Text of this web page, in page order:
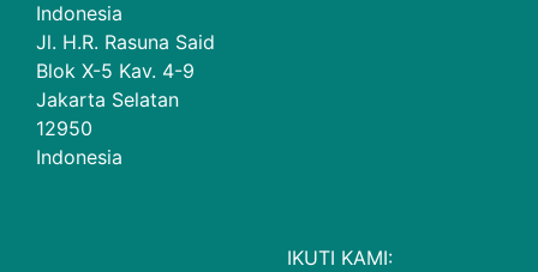
Indonesia
Jl. H.R. Rasuna Said
Blok X-5 Kav. 4-9
Jakarta Selatan
12950
Indonesia
IKUTI KAMI: